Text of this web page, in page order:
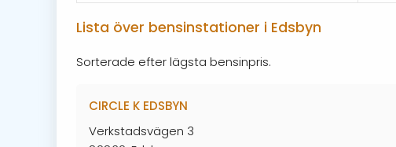
Lista över bensinstationer i Edsbyn
Sorterade efter lägsta bensinpris.
CIRCLE K EDSBYN
Verkstadsvägen 3